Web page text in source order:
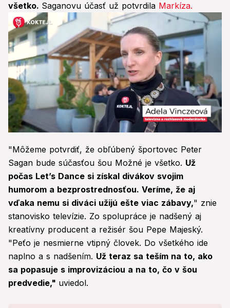
všetko. Saganovu účasť už potvrdila Markíza.
seconds
of
1
minute,
18
seconds
"Môžeme potvrdiť, že obľúbený športovec Peter
Sagan bude súčasťou šou Možné je všetko. Už
počas Let’s Dance si získal divákov svojim
humorom a bezprostrednosťou. Veríme, že aj
vďaka nemu si diváci užijú ešte viac zábavy," znie
stanovisko televízie. Zo spolupráce je nadšený aj
kreatívny producent a režisér šou Pepe Majeský.
"Peťo je nesmierne vtipný človek. Do všetkého ide
naplno a s nadšením. Už teraz sa teším na to, ako
sa popasuje s improvizáciou a na to, čo v šou
predvedie," uviedol.